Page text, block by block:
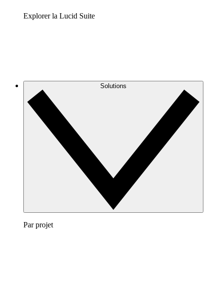
Explorer la Lucid Suite
Solutions
Par projet